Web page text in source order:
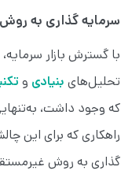
سرمایه گذاری به
با گسترش بازار
تحلیل‌های بنیادی و
که وجود داشت،
راهکاری که برای این
گذاری به روش